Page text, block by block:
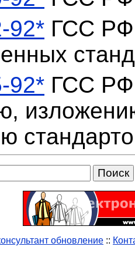
92* ГСС
92* ГСС
обновление ::